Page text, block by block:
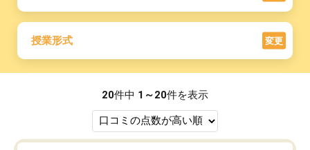
授業形式 変更
20件中 1～20件を表示